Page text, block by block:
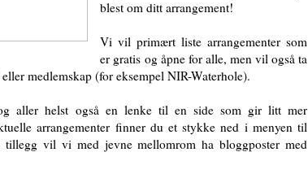
blest om ditt arrangement!
Vi vil primært liste arrangementer som
er gratis og åpne for alle, men vil også ta
medlemskap (for eksempel NIR-Waterhole).
aller helst også en lenke til en side som gir litt mer
arrangementer finner du et stykke ned i menyen til
vil vi med jevne mellomrom ha bloggposter med